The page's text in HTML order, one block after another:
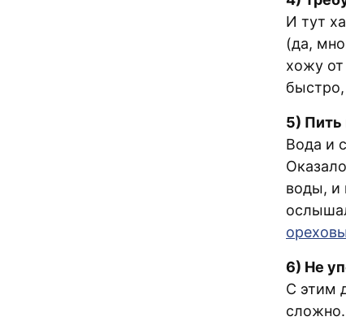
И тут
(да,
хожу от
быстро,
5) Пить
Вода и
воды, и
6) Не
С этим